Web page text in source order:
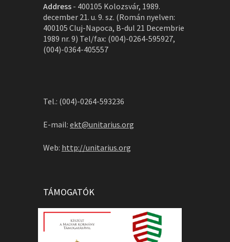
Address - 400105 Kolozsvár, 1989.
december 21. u. 9. sz. (Román nyelven:
400105 Cluj-Napoca, B-dul 21 Decembrie
1989 nr. 9) Tel/fax: (004)-0264-595927,
(004)-0364-405557
Tel.: (004)-0264-593236
E-mail: ekt@unitarius.org
Web: http://unitarius.org
TÁMOGATÓK